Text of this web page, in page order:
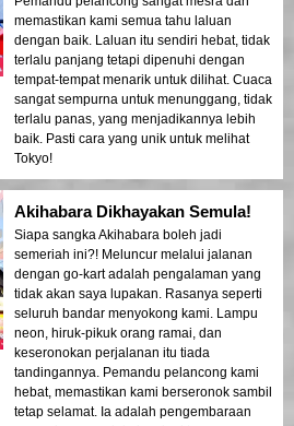
memastikan kami semua tahu laluan
dengan baik. Laluan itu sendiri hebat, tidak
terlalu panjang tetapi dipenuhi dengan
tempat-tempat menarik untuk dilihat. Cuaca
sangat sempurna untuk menunggang, tidak
terlalu panas, yang menjadikannya lebih
baik. Pasti cara yang unik untuk melihat
Tokyo!
Akihabara Dikhayakan Semula!
Siapa sangka Akihabara boleh jadi
semeriah ini?! Meluncur melalui jalanan
dengan go-kart adalah pengalaman yang
tidak akan saya lupakan. Rasanya seperti
seluruh bandar menyokong kami. Lampu
neon, hiruk-pikuk orang ramai, dan
keseronokan perjalanan itu tiada
tandingannya. Pemandu pelancong kami
hebat, memastikan kami berseronok sambil
tetap selamat. Ia adalah pengembaraan